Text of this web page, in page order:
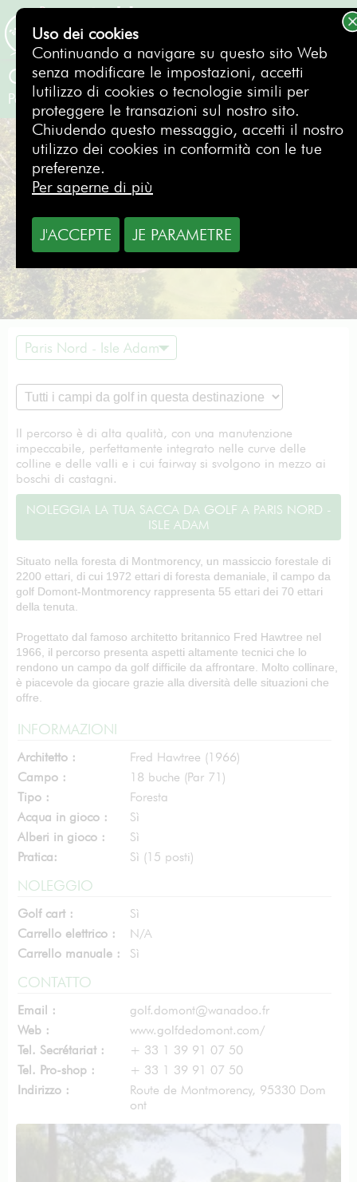
PRENOTAZIONE
Golf de Domont Montmorency
Paris Nord - Isle Adam- Francia
Paris Nord - Isle Adam
Il percorso è di alta qualità, con una manutenzione
impeccabile, perfettamente integrato nelle curve delle
colline e delle valli e i cui fairway si svolgono in mezzo ai
boschi di castagni.
NOLEGGIA LA TUA SACCA DA GOLF A PARIS NORD -
ISLE ADAM
Situato nella foresta di Montmorency, un massiccio forestale di
2200 ettari, di cui 1972 ettari di foresta demaniale, il campo da
golf Domont-Montmorency rappresenta 55 ettari dei 70 ettari
della tenuta.
Progettato dal famoso architetto britannico Fred Hawtree nel
1966, il percorso presenta aspetti altamente tecnici che lo
rendono un campo da golf difficile da affrontare. Molto collinare,
è piacevole da giocare grazie alla diversità delle situazioni che
offre.
INFORMAZIONI
Architetto :
Fred Hawtree (1966)
Campo :
18 buche (Par 71)
Tipo :
Foresta
Acqua in gioco :
Sì
Alberi in gioco :
Sì
Pratica:
Sì (15 posti)
NOLEGGIO
Golf cart :
Sì
Carrello elettrico :
N/A
Carrello manuale :
Sì
CONTATTO
Email :
golf.domont@wanadoo.fr
Web :
www.golfdedomont.com/
Tel. Secrétariat :
+ 33 1 39 91 07 50
Tel. Pro-shop :
+ 33 1 39 91 07 50
Indirizzo :
Route de Montmorency, 95330 Dom
ont
Uso dei cookies
Continuando a navigare su questo sito Web
senza modificare le impostazioni, accetti
lutilizzo di cookies o tecnologie simili per
proteggere le transazioni sul nostro sito.
Chiudendo questo messaggio, accetti il nostro
utilizzo dei cookies in conformità con le tue
preferenze.
Per saperne di più
J'ACCEPTE JE PARAMETRE